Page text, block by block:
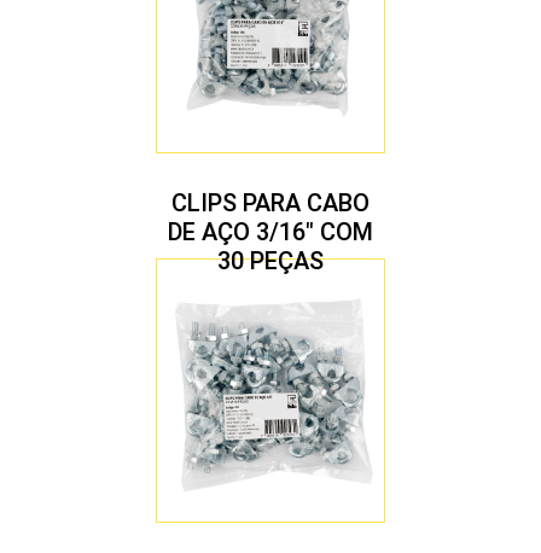
CLIPS PARA CABO
DE AÇO 3/16″ COM
30 PEÇAS